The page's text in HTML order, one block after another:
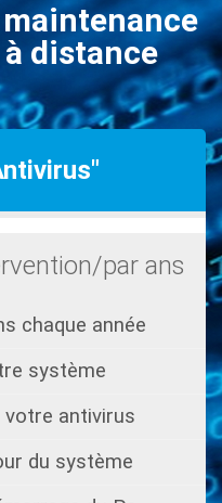
distance
par ans
chaque année
système
votre antivirus
du système